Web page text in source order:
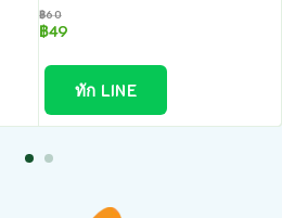
฿60
฿49
ทัก LINE